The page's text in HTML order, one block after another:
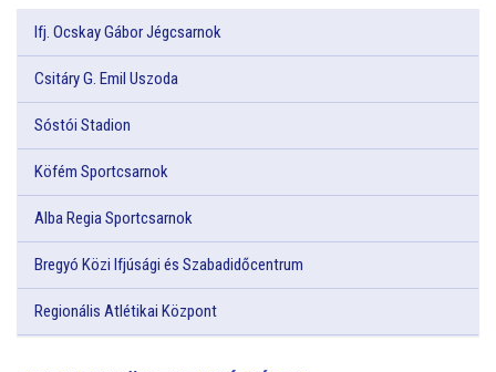
Ifj. Ocskay Gábor Jégcsarnok
Csitáry G. Emil Uszoda
Sóstói Stadion
Köfém Sportcsarnok
Alba Regia Sportcsarnok
Bregyó Közi Ifjúsági és Szabadidőcentrum
Regionális Atlétikai Központ